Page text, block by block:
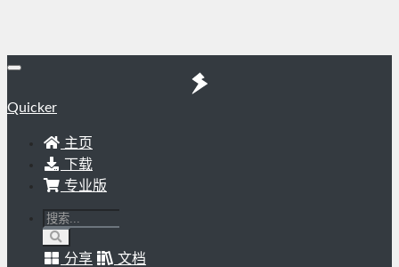
Quicker
主页
下载
专业版
分享
文档